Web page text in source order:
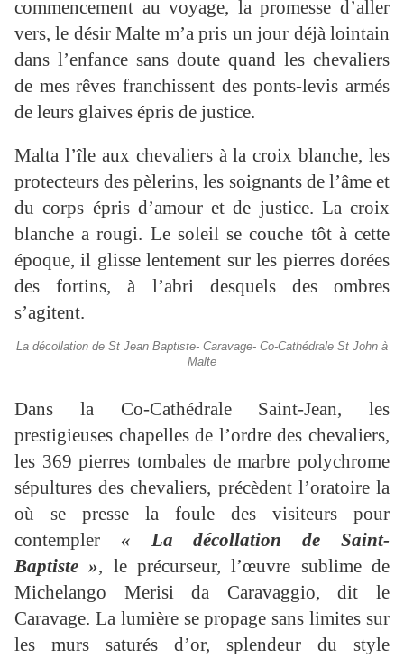
commencement au voyage, la promesse d’aller
vers, le désir Malte m’a pris un jour déjà lointain
dans l’enfance sans doute quand les chevaliers
de mes rêves franchissent des ponts-levis armés
de leurs glaives épris de justice.
Malta l’île aux chevaliers à la croix blanche, les
protecteurs des pèlerins, les soignants de l’âme et
du corps épris d’amour et de justice. La croix
blanche a rougi. Le soleil se couche tôt à cette
époque, il glisse lentement sur les pierres dorées
des fortins, à l’abri desquels des ombres
s’agitent.
La décollation de St Jean Baptiste- Caravage- Co-Cathédrale St John à
Malte
Dans la Co-Cathédrale Saint-Jean, les
prestigieuses chapelles de l’ordre des chevaliers,
les 369 pierres tombales de marbre polychrome
sépultures des chevaliers, précèdent l’oratoire la
où se presse la foule des visiteurs pour
contempler « La décollation de Saint-
Baptiste », le précurseur, l’œuvre sublime de
Michelango Merisi da Caravaggio, dit le
Caravage. La lumière se propage sans limites sur
les murs saturés d’or, splendeur du style